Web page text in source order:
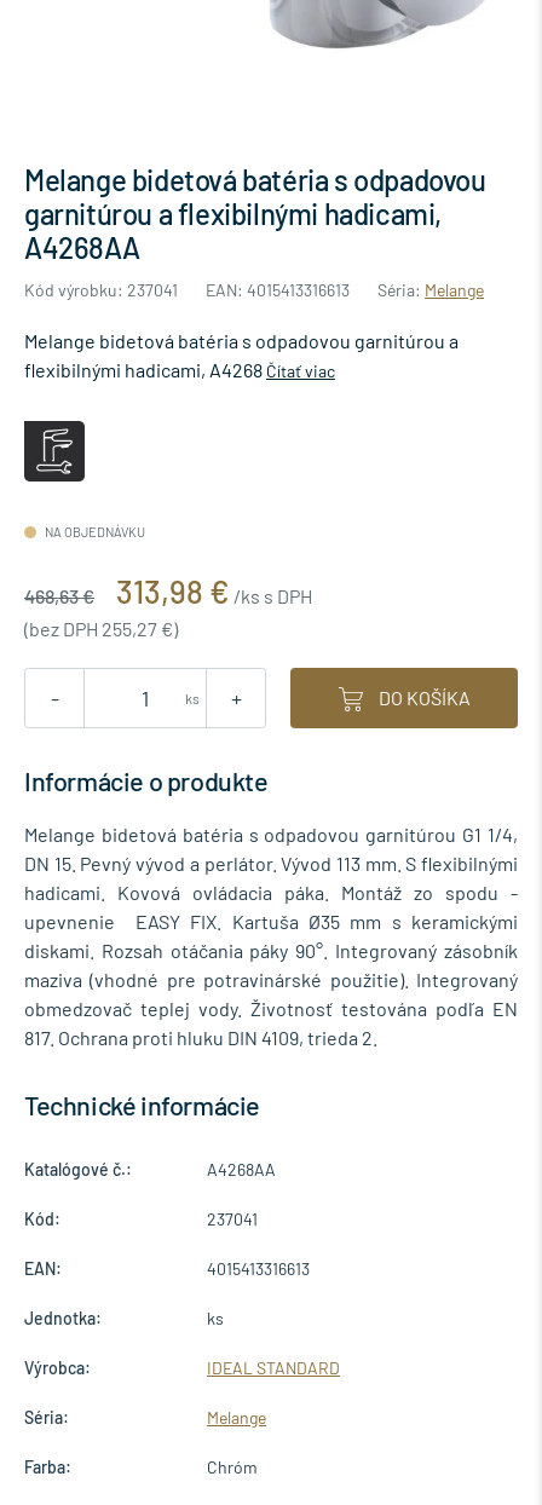
Melange bidetová batéria s odpadovou
garnitúrou a flexibilnými hadicami,
A4268AA
Kód výrobku: 237041 EAN: 4015413316613 Séria: Melange
Melange bidetová batéria s odpadovou garnitúrou a
flexibilnými hadicami, A4268 Čítať viac
NA OBJEDNÁVKU
468,63 € 313,98 € /ks s DPH
(bez DPH 255,27 €)
- +
ks DO KOŠÍKA
Informácie o produkte
Melange bidetová batéria s odpadovou garnitúrou G1 1/4,
DN 15. Pevný vývod a perlátor. Vývod 113 mm. S flexibilnými
hadicami. Kovová ovládacia páka. Montáž zo spodu -
upevnenie EASY FIX. Kartuša Ø35 mm s keramickými
diskami. Rozsah otáčania páky 90°. Integrovaný zásobník
maziva (vhodné pre potravinárské použitie). Integrovaný
obmedzovač teplej vody. Životnosť testována podľa EN
817. Ochrana proti hluku DIN 4109, trieda 2.
Technické informácie
Katalógové č.: A4268AA
Kód: 237041
EAN: 4015413316613
Jednotka: ks
Výrobca: IDEAL STANDARD
Séria: Melange
Farba: Chróm